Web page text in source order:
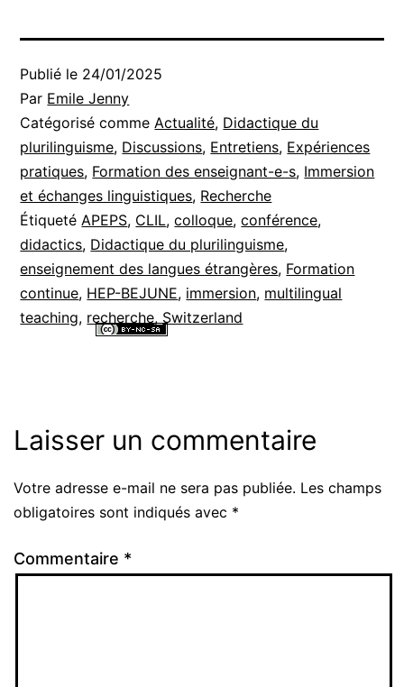
Publié le 24/01/2025
Par Emile Jenny
Catégorisé commeActualité, Didactique du
plurilinguisme, Discussions, Entretiens, Expériences
pratiques, Formation des enseignant-e-s, Immersion
et échanges linguistiques, Recherche
ÉtiquetéAPEPS, CLIL,colloque,conférence,
didactics, Didactique du plurilinguisme,
enseignement des langues étrangères, Formation
continue, HEP-BEJUNE, immersion, multilingual
teaching, recherche, Switzerland
Laisser un commentaire
Votre adresse e-mail ne sera pas publiée. Les champs
obligatoires sont indiqués avec *
Commentaire *
Alternative: